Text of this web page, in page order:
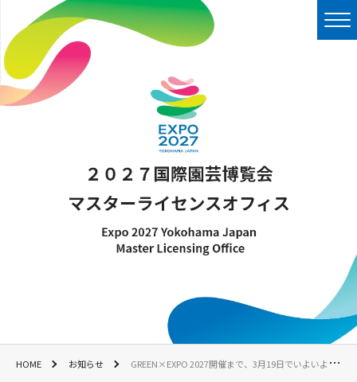
HOME お知らせ GREEN×EXPO 2027開催まで、3月19日でいよいよ１年前！ EXPO 2027 オフィシャルストアが大幅拡大